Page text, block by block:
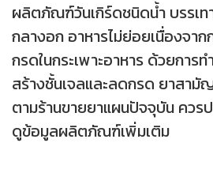
ผลิตภัณฑ์วันเกิร์ดชนิดน้ำ บรรเท
กลางอก อาหารไม่ย่อยเนื่องจา
กรดในกระเพาะอาหาร ด้วยการ
สร้างชั้นเจลและลดกรด ยาสามั
ตามร้านขายยาแผนปัจจุบัน ควร
ดูข้อมูลผลิตภัณฑ์เพิ่มเติม